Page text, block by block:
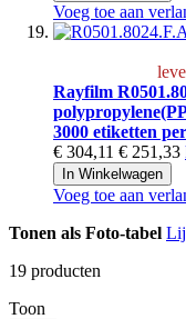
Voeg toe aan
Rayfilm
3000 etiketten
€ 304,11 € 251,33
In Winkelwagen
Voeg toe aan
Tonen als Foto-tabel
19 producten
Toon